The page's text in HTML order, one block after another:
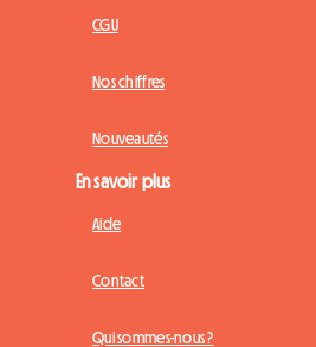
CGU
Nos chiffres
Nouveautés
En savoir plus
Aide
Contact
Qui sommes-nous ?